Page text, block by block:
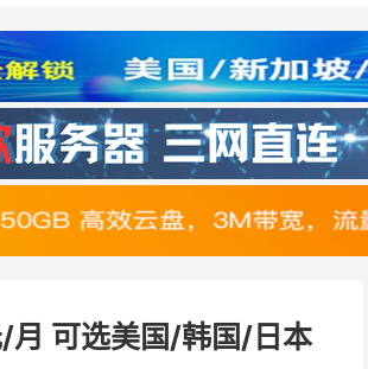
可选美国/韩国/日本